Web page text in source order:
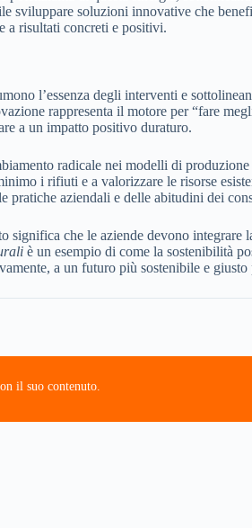
sviluppare soluzioni innovative che
a risultati concreti e positivi.
l’essenza degli interventi e
rappresenta il motore per “fare
a un impatto positivo duraturo.
radicale nei modelli di produzione
i rifiuti e a valorizzare le risorse
pratiche aziendali e delle abitudini dei
significa che le aziende devono integrare
è un esempio di come la sostenibilità
a un futuro più sostenibile e giusto
il suo contenuto.